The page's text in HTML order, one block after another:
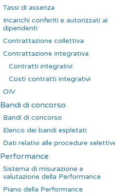
Tassi di assenza
Incarichi conferiti e autorizzati ai
dipendenti
Contrattazione collettiva
Contrattazione integrativa
Contratti integrativi
Costi contratti integrativi
OIV
Bandi di concorso
Bandi di concorso
Elenco dei bandi espletati
Dati relativi alle procedure
Performance
Sistema di misurazione e
valutazione della Performance
Piano della Performance